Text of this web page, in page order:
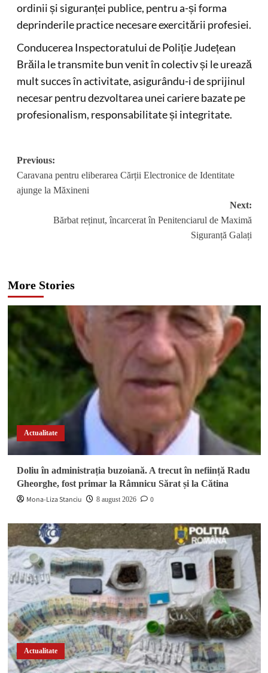
ordinii și siguranței publice, pentru a-și forma
deprinderile practice necesare exercitării profesiei.
Conducerea Inspectoratului de Poliție Județean
Brăila le transmite bun venit în colectiv și le urează
mult succes în activitate, asigurându-i de sprijinul
necesar pentru dezvoltarea unei cariere bazate pe
profesionalism, responsabilitate și integritate.
Post
navigation
Previous:
Caravana pentru eliberarea Cărții Electronice de Identitate
ajunge la Măxineni
Next:
Bărbat reținut, încarcerat în Penitenciarul de Maximă
Siguranță Galați
More Stories
Actualitate
Doliu în administrația buzoiană. A trecut în neființă Radu
Gheorghe, fost primar la Râmnicu Sărat și la Cătina
Mona-Liza Stanciu
8 august 2026 0
Actualitate